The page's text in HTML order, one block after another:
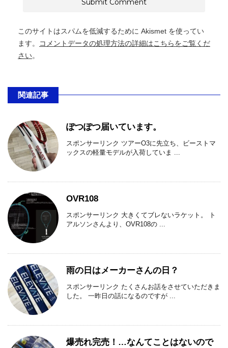
このサイトはスパムを低減するために Akismet を使ってい
ます。
コメントデータの処理方法の詳細はこちらをご覧くだ
さい。
関連記事
ぽつぽつ届いています。
スポンサーリンク ツアーO3に先立ち、ビーストマ
ックスの軽量モデルが入荷していま ...
OVR108
スポンサーリンク 大きくてブレないラケット。 ト
アルソンさんより、OVR108の ...
雨の日はメーカーさんの日？
スポンサーリンク たくさんお話をさせていただきま
した。 一昨日の話になるのですが ...
爆売れ完売！…なんてことはないので